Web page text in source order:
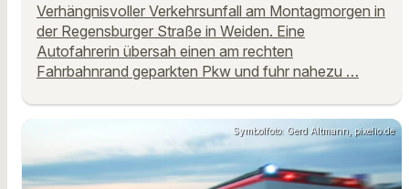
Verhängnisvoller Verkehrsunfall am Montagmorgen in
der Regensburger Straße in Weiden. Eine
Autofahrerin übersah einen am rechten
Fahrbahnrand geparkten Pkw und fuhr nahezu …
Symbolfoto: Gerd Altmann, pixelio.de